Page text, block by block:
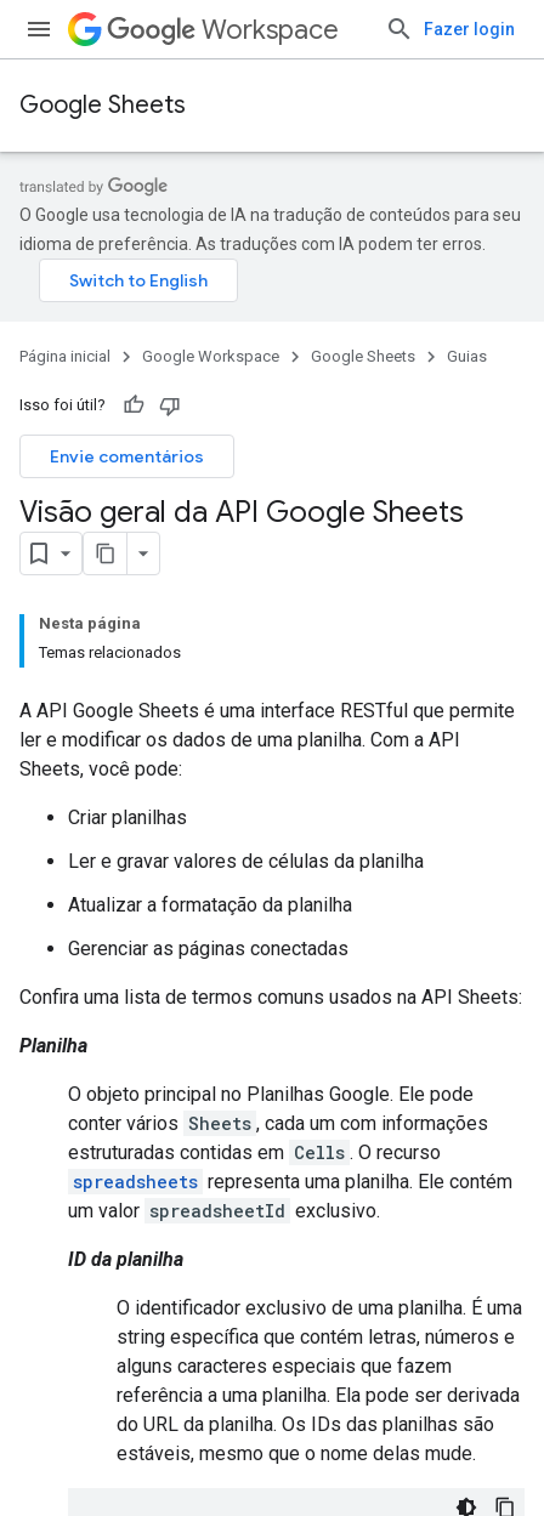
Workspace Fazer login
Google Sheets
O Google usa tecnologia de IA na tradução de conteúdos para seu
idioma de preferência. As traduções com IA podem ter erros.
Página inicial Google Workspace Google Sheets Guias
Isso foi útil?
Envie comentários
Visão geral da API Google Sheets
Nesta página
Temas relacionados
A API Google Sheets é uma interface RESTful que permite
ler e modificar os dados de uma planilha. Com a API
Sheets, você pode:
Criar planilhas
Ler e gravar valores de células da planilha
Atualizar a formatação da planilha
Gerenciar as páginas conectadas
Confira uma lista de termos comuns usados na API Sheets:
Planilha
O objeto principal no Planilhas Google. Ele pode
conter vários Sheets , cada um com informações
estruturadas contidas em Cells . O recurso
spreadsheets representa uma planilha. Ele contém
um valor spreadsheetId exclusivo.
ID da planilha
O identificador exclusivo de uma planilha. É uma
string específica que contém letras, números e
alguns caracteres especiais que fazem
referência a uma planilha. Ela pode ser derivada
do URL da planilha. Os IDs das planilhas são
estáveis, mesmo que o nome delas mude.